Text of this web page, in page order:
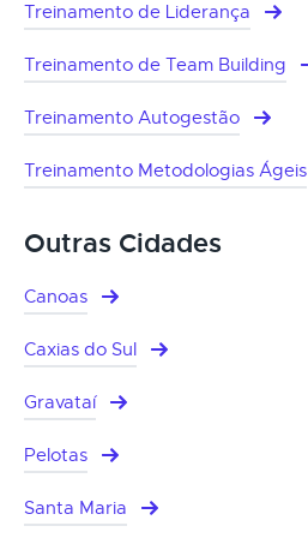
Treinamento de Liderança
Treinamento de Team Building
Treinamento Autogestão
Treinamento Metodologias Ágeis
Outras Cidades
Canoas
Caxias do Sul
Gravataí
Pelotas
Santa Maria